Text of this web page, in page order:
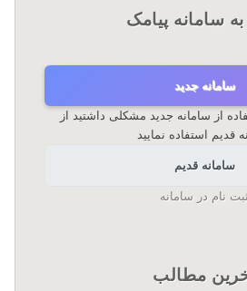
سامانه پیامک
سامانه جدید
از سامانه جدید مشکلی داشتید از
قدیم استفاده نمایید
سامانه قدیم
نام در سامانه
مطالب